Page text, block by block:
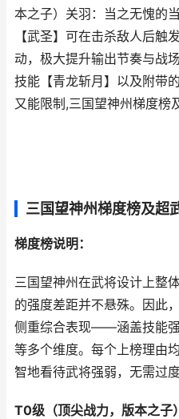
本之子）关羽：当之无愧的
【武圣】可在击杀敌人后触
动，极大提升输出节奏与战
技能【青龙斩月】以及附带
又能限制,三国望神州梯度榜
三国望神州梯度榜及超
梯度榜说明：
三国望神州在武将设计上整
的强度差距并不悬殊。因此
侧重综合表现——涵盖技能
等多个维度。每个上榜理由
智地看待武将强弱，无需过度
T0级（顶尖战力，版本之子）